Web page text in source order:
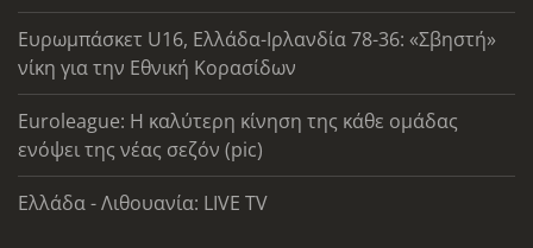
Ευρωμπάσκετ U16, Ελλάδα-Ιρλανδία 78-36: «Σβηστή»
νίκη για την Εθνική Κορασίδων
Euroleague: Η καλύτερη κίνηση της κάθε ομάδας
ενόψει της νέας σεζόν (pic)
Ελλάδα - Λιθουανία: LIVE TV